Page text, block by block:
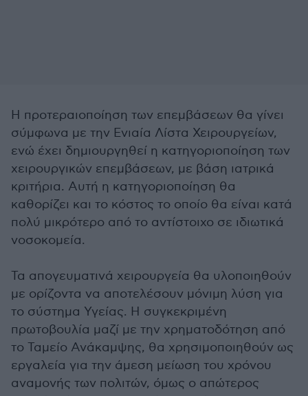
Η προτεραιοποίηση των επεμβάσεων θα γίνει
σύμφωνα με την Ενιαία Λίστα Χειρουργείων,
ενώ έχει δημιουργηθεί η κατηγοριοποίηση των
χειρουργικών επεμβάσεων, με βάση ιατρικά
κριτήρια. Αυτή η κατηγοριοποίηση θα
καθορίζει και το κόστος το οποίο θα είναι κατά
πολύ μικρότερο από το αντίστοιχο σε ιδιωτικά
νοσοκομεία.
Τα απογευματινά χειρουργεία θα υλοποιηθούν
με ορίζοντα να αποτελέσουν μόνιμη λύση για
το σύστημα Υγείας. Η συγκεκριμένη
πρωτοβουλία μαζί με την χρηματοδότηση από
το Ταμείο Ανάκαμψης, θα χρησιμοποιηθούν ως
εργαλεία για την άμεση μείωση του χρόνου
αναμονής των πολιτών, όμως ο απώτερος